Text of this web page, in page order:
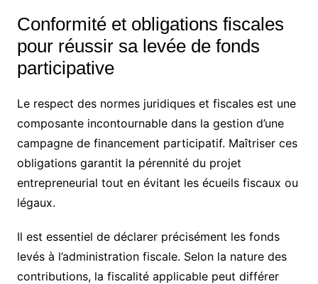
Conformité et obligations fiscales
pour réussir sa levée de fonds
participative
Le respect des normes juridiques et fiscales est une
composante incontournable dans la gestion d’une
campagne de financement participatif. Maîtriser ces
obligations garantit la pérennité du projet
entrepreneurial tout en évitant les écueils fiscaux ou
légaux.
Il est essentiel de déclarer précisément les fonds
levés à l’administration fiscale. Selon la nature des
contributions, la fiscalité applicable peut différer